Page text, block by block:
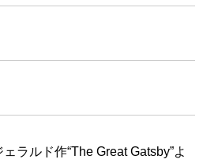
ラルド作“The Great Gatsby”よ